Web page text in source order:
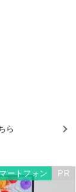
ら
ートフォン PR